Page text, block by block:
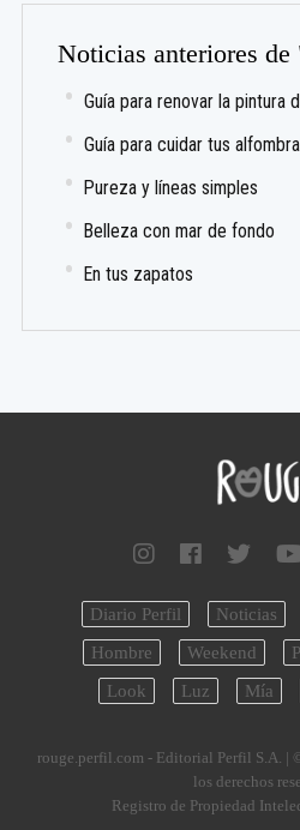
Noticias anteriores
Guía para renovar la pintura
Guía para cuidar tus
Pureza y líneas simples
Belleza con mar de fondo
En tus zapatos
Diario Perfil Noticias
Hombre
Weekend
Look
Luz Mía
rouge.perfil.com - Editorial Perfil S.A. |
los derechos
Registro de Propiedad